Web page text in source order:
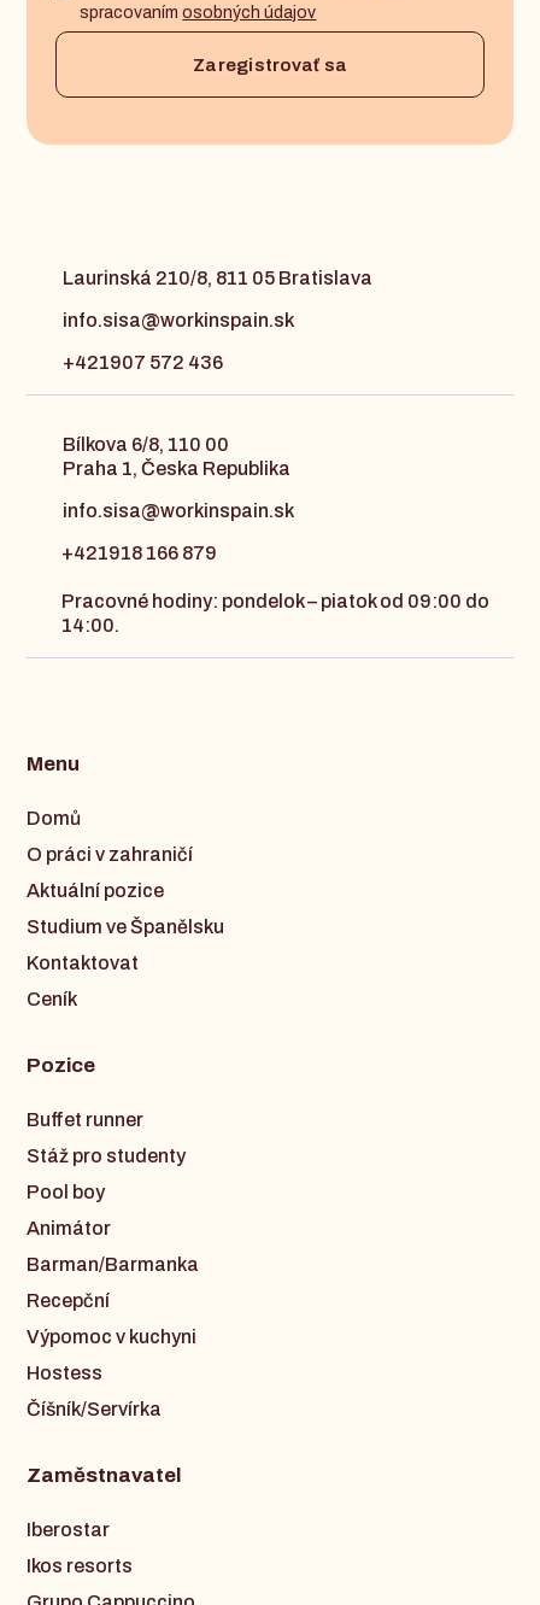
spracovanímosobných údajov
Laurinská 210/8, 811 05 Bratislava
info.sisa@workinspain.sk
+421907 572 436
Bílkova 6/8, 110 00
Praha 1, Česka Republika
info.sisa@workinspain.sk
+421918 166 879
Pracovné hodiny: pondelok – piatok od 09:00 do
14:00.
Menu
Domů
O práci v zahraničí
Aktuální pozice
Studium ve Španělsku
Kontaktovat
Ceník
Pozice
Buffet runner
Stáž pro studenty
Pool boy
Animátor
Barman/Barmanka
Recepční
Výpomoc v kuchyni
Hostess
Číšník/Servírka
Zaměstnavatel
Iberostar
Ikos resorts